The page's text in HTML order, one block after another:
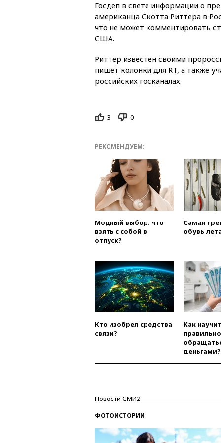
Госдеп в свете информации о
американца Скотта Риттера в
что не может комментировать
США.
Риттер известен своими
пишет колонки для RT, а также
российских госканалах.
3 0
РЕКОМЕНДУЕМ:
Модный выбор: что
взять с собой в
отпуск?
Самая
обувь
Кто изобрел средства
связи?
Как
правильно
деньгами?
Новости СМИ2
ФОТОИСТОРИИ